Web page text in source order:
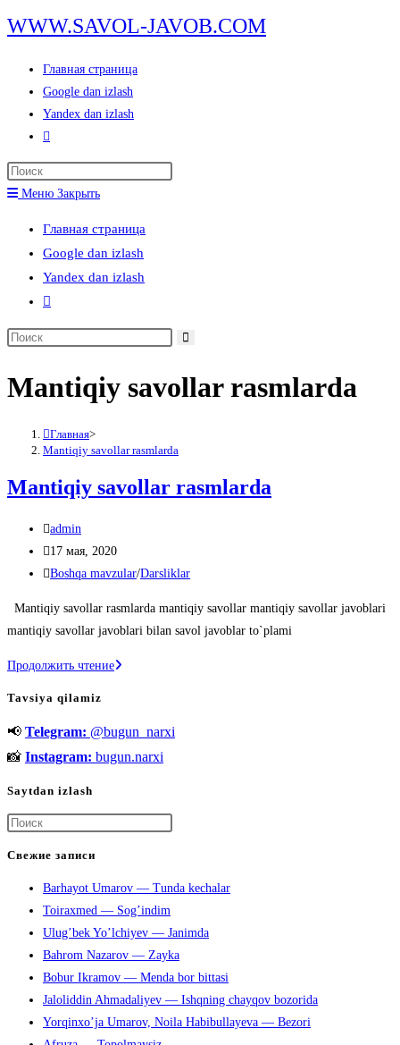
Перейти
к
содержимому
WWW.SAVOL-JAVOB.COM
Главная страница
Google dan izlash
Yandex dan izlash
Переключить
по
веб-
сайту
Меню Закрыть
Главная страница
Google dan izlash
Yandex dan izlash
Переключить
по
сайту
Поиск
сайте
Mantiqiy savollar rasmlarda
Главная>
Mantiqiy savollar rasmlarda
Mantiqiy savollar rasmlarda
Автор
записи:
admin
Запись
опубликована:
17 мая, 2020
Рубрика
Boshqa mavzular/Darsliklar
Mantiqiy savollar rasmlarda mantiqiy savollar mantiqiy savollar javoblari
mantiqiy savollar javoblari bilan savol javoblar to`plami
Продолжить чтениеMantiqiy
Tavsiya qilamiz
📢 Telegram: @bugun_narxi
📸 Instagram: bugun.narxi
Saytdan izlash
чтобы
панель
поиска.
Свежие записи
Barhayot Umarov — Tunda kechalar
Toiraxmed — Sog’indim
Ulug’bek Yo’lchiyev — Janimda
Bahrom Nazarov — Zayka
Bobur Ikramov — Menda bor bittasi
Jaloliddin Ahmadaliyev — Ishqning chayqov bozorida
Yorqinxo’ja Umarov, Noila Habibullayeva — Bezori